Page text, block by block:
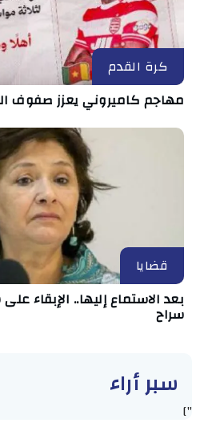
كرة القدم
مهاجم كاميروني يعزز صفوف
قضايا
بعد الاستماع إليها.. الإبقاء
سراح
سبر أراء
"]